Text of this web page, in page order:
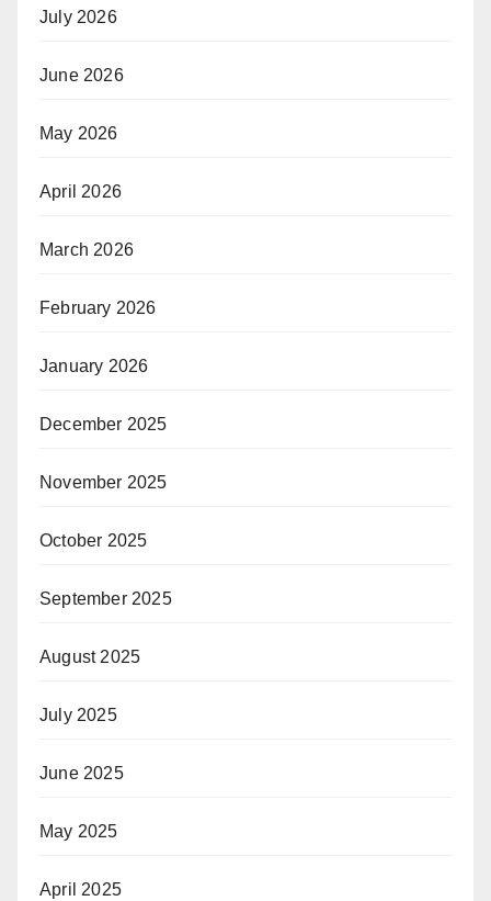
July 2026
June 2026
May 2026
April 2026
March 2026
February 2026
January 2026
December 2025
November 2025
October 2025
September 2025
August 2025
July 2025
June 2025
May 2025
April 2025